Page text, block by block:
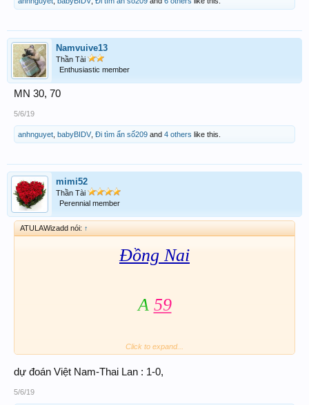
Namvuive13
Thần Tài
Enthusiastic member
MN 30, 70
5/6/19
anhnguyet babyBIDV Đi tìm ẩn số209 and 4 others like this.
mimi52
Thần Tài
Perennial member
ATULAWizadd nói: ↑
Đồng Nai
A 59
B 78-478Xc
Click to expand...
dự đoán Việt Nam-Thai Lan : 1-0,
5/6/19